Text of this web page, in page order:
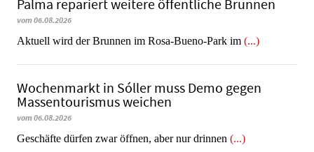
Palma repariert weitere öffentliche Brunnen
vom 06.08.2026
Aktuell wird der Brunnen im Rosa-Bueno-Park im (...)
Wochenmarkt in Sóller muss Demo gegen
Massentourismus weichen
vom 06.08.2026
Geschäfte dürfen zwar öffnen, aber nur drinnen (...)